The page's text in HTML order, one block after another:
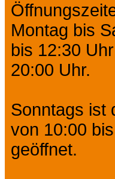
Montag bis
bis 12:30
20:00 Uhr.
Sonntags ist
von 10:00
geöffnet.